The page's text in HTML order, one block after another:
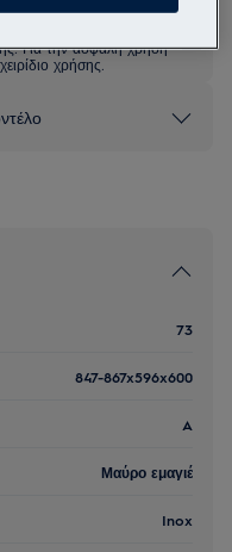
ασφαλείας
Για την ασφαλή χρήση
χρήσης.
73
847-867x596x600
A
Μαύρο εμαγιέ
Inox